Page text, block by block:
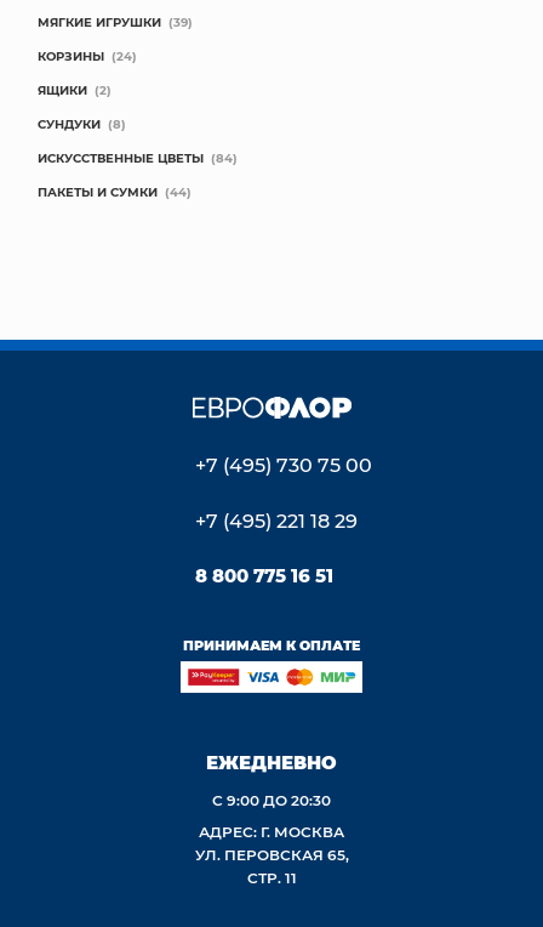
МЯГКИЕ ИГРУШКИ (39)
КОРЗИНЫ (24)
ЯЩИКИ (2)
СУНДУКИ (8)
ИСКУССТВЕННЫЕ ЦВЕТЫ (84)
ПАКЕТЫ И СУМКИ (44)
+7 (495) 730 75 00
+7 (495) 221 18 29
8 800 775 16 51
ПРИНИМАЕМ К ОПЛАТЕ
ЕЖЕДНЕВНО
С 9:00 ДО 20:30
АДРЕС: Г. МОСКВА
УЛ. ПЕРОВСКАЯ 65,
СТР. 11